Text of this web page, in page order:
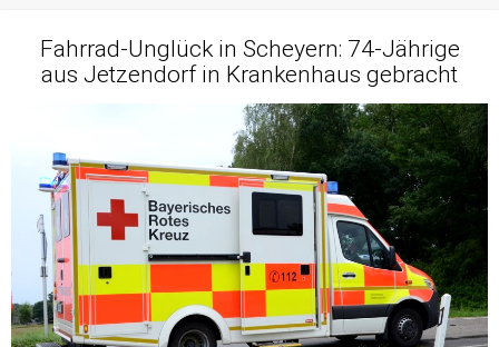
Fahrrad-Unglück in Scheyern: 74-Jährige
aus Jetzendorf in Krankenhaus gebracht